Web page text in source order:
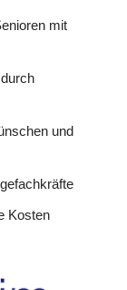
mit
und
Kosten